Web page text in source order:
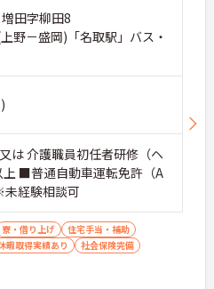
田字柳田8
野－盛岡)「名取駅」バス・
は 介護職員初任者研修（ヘ
上 ■普通自動車運転免許（A
経験相談可
寮・借り上げ
住宅手当・補助
暇取得実績あり
社会保険完備